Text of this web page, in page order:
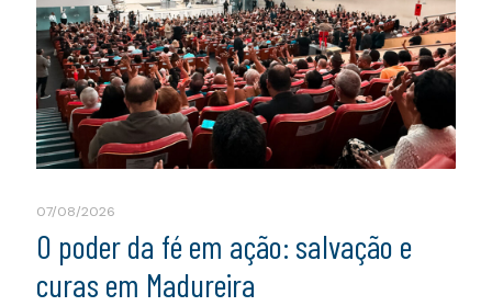
07/08/2026
O poder da fé em ação: salvação e
curas em Madureira